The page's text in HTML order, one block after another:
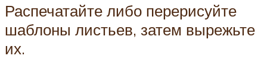
Распечатайте либо перерисуйте
шаблоны листьев, затем вырежьте
их.